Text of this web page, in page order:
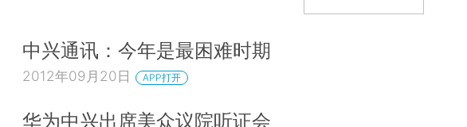
中兴通讯：今年是最困难时期
2012年09月20日 APP打开
华为中兴出席美众议院听证会